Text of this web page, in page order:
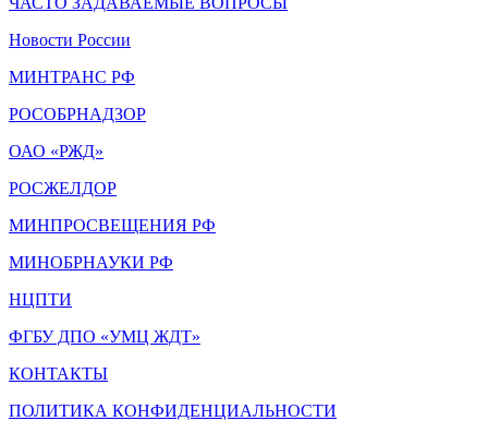
Новости России
МИНТРАНС РФ
РОСОБРНАДЗОР
ОАО «РЖД»
РОСЖЕЛДОР
МИНПРОСВЕЩЕНИЯ РФ
МИНОБРНАУКИ РФ
НЦПТИ
ФГБУ ДПО «УМЦ ЖДТ»
КОНТАКТЫ
ПОЛИТИКА КОНФИДЕНЦИАЛЬНОСТИ